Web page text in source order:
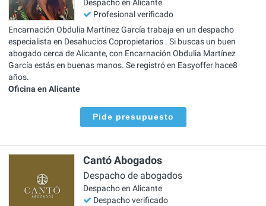
Despacho en Alicante
Profesional verificado
Encarnación Obdulia Martínez García trabaja en un despacho
especialista en Desahucios Copropietarios . Si buscas un buen
abogado cerca de Alicante, con Encarnación Obdulia Martínez
García estás en buenas manos. Se registró en Easyoffer hace8
años.
Oficina en Alicante
Pide presupuesto
Cantó Abogados
Despacho de abogados
Despacho en Alicante
Despacho verificado